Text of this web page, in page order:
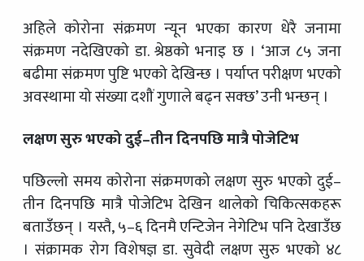
अहिले कोरोना संक्रमण न्यून भएका कारण धेरै जनामा
संक्रमण नदेखिएको डा. श्रेष्ठको भनाइ छ । ‘आज ८५ जना
बढीमा संक्रमण पुष्टि भएको देखिन्छ । पर्याप्त परीक्षण भएको
अवस्थामा यो संख्या दशौं गुणाले बढ्न सक्छ’ उनी भन्छन् ।
लक्षण सुरु भएको दुई–तीन दिनपछि मात्रै पोजेटिभ
पछिल्लो समय कोरोना संक्रमणको लक्षण सुरु भएको दुई–
तीन दिनपछि मात्रै पोजेटिभ देखिन थालेको चिकित्सकहरू
बताउँछन् । यस्तै, ५–६ दिनमै एन्टिजेन नेगेटिभ पनि देखाउँछ
। संक्रामक रोग विशेषज्ञ डा. सुवेदी लक्षण सुरु भएको ४८